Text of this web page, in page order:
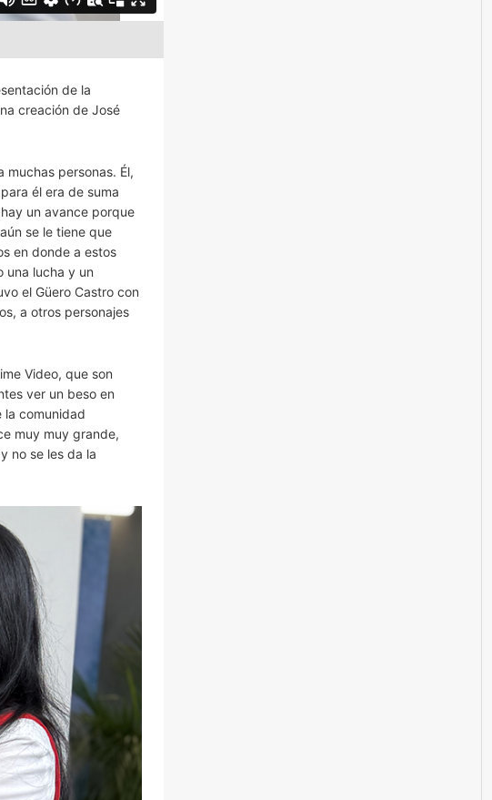
de la
creación de José
personas. Él,
él era de suma
un avance porque
se le tiene que
en donde a estos
una lucha y un
el Güero Castro con
a otros personajes
Video, que son
ver un beso en
la comunidad
muy muy grande,
no se les da la